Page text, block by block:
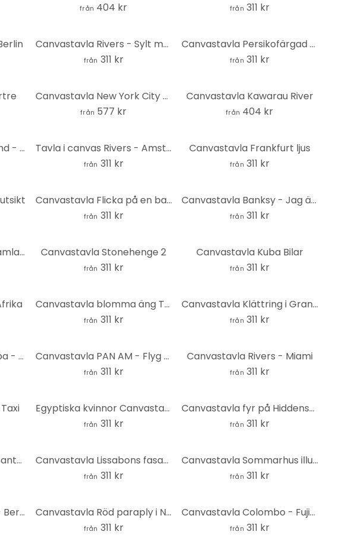
från 404 kr från 311 kr
Canvastavla Rivers - Sylt med fyr
från 311 kr
Canvastavla Persikofärgad fasad i Sydamerika - Hugonnard
från 311 kr
Canvastavla New York City skyline - Fyrkant
från 577 kr
Canvastavla Kawarau River
från 404 kr
Canvastavla Dubai strand - Burj Al Arab - Rivers Tavla i canvas Rivers - Amsterdam
från 311 kr
Canvastavla Frankfurt ljus
från 311 kr
Canvastavla Flicka på en balkong i Japan | Feminism - Oliveira
från 311 kr
Canvastavla Banksy - Jag älskar New York
från 311 kr
Canvastavla Huber - Gamla stan Luzern Canvastavla Stonehenge 2
från 311 kr
Canvastavla Kuba Bilar
från 311 kr
Canvastavla blomma äng Toscana
från 311 kr
Canvastavla Klättring i Grand Canyon - Rivers
från 311 kr
Canvastavla Asiatiskt spa - Fyrkant Canvastavla PAN AM - Flyg till Tokyo
från 311 kr
Canvastavla Rivers - Miami
från 311 kr
Egyptiska kvinnor Canvastavla
från 311 kr
Canvastavla fyr på Hiddensee
från 311 kr
Canvastavla Husen på Santorini - Rivers Canvastavla Lissabons fasad - Tomljanovic
från 311 kr
Canvastavla Sommarhus illustration - Tomljanovic
från 311 kr
Bleichner Canvastavla - Berlin under en stjärnklar himmel Canvastavla Röd paraply i New York Akvarell
från 311 kr
Canvastavla Colombo - Fuji-berget i Japan
från 311 kr